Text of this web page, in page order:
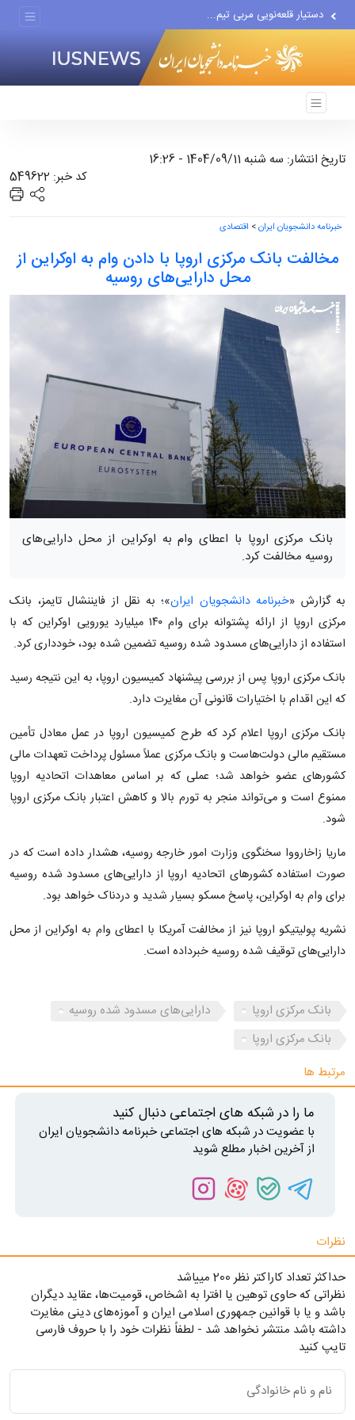
دستیار قلعه‌نویی مربی تیم...
انتشار اخبار جعلی توسط...
تاریخ انتشار: سه شنبه 1404/09/11 - 16:26
کد خبر: 549622
خبرنامه دانشجویان ایران> اقتصادی
مخالفت بانک مرکزی اروپا با دادن وام به اوکراین از
محل دارایی‌های روسیه
بانک مرکزی اروپا با اعطای وام به اوکراین از محل دارایی‌های
روسیه مخالفت کرد.
به گزارش «خبرنامه دانشجویان ایران»؛ به نقل از فایننشال تایمز، بانک
مرکزی اروپا از ارائه پشتوانه برای وام ۱۴۰ میلیارد یورویی اوکراین که با
استفاده از دارایی‌های مسدود شده روسیه تضمین شده بود، خودداری کرد.
بانک مرکزی اروپا پس از بررسی پیشنهاد کمیسیون اروپا، به این نتیجه رسید
که این اقدام با اختیارات قانونی آن مغایرت دارد.
بانک مرکزی اروپا اعلام کرد که طرح کمیسیون اروپا در عمل معادل تأمین
مستقیم مالی دولت‌هاست و بانک مرکزی عملاً مسئول پرداخت تعهدات مالی
کشورهای عضو خواهد شد؛ عملی که بر اساس معاهدات اتحادیه اروپا
ممنوع است و می‌تواند منجر به تورم بالا و کاهش اعتبار بانک مرکزی اروپا
شود.
ماریا زاخارووا سخنگوی وزارت امور خارجه روسیه، هشدار داده است که در
صورت استفاده کشورهای اتحادیه اروپا از دارایی‌های مسدود شده روسیه
برای وام به اوکراین، پاسخ مسکو بسیار شدید و دردناک خواهد بود.
نشریه پولیتیکو اروپا نیز از مخالفت آمریکا با اعطای وام به اوکراین از محل
دارایی‌های توقیف شده روسیه خبرداده است.
بانک مرکزی اروپا
دارایی‌های مسدود شده روسیه
بانک مرکزی اروپا
مرتبط ها
ما را در شبکه های اجتماعی دنبال کنید
با عضویت در شبکه های اجتماعی خبرنامه دانشجویان ایران
از آخرین اخبار مطلع شوید
نظرات
حداکثر تعداد کاراکتر نظر 200 ميياشد
نظراتی که حاوی توهین یا افترا به اشخاص، قومیت‌ها، عقاید دیگران
باشد و یا با قوانین جمهوری اسلامی ایران و آموزه‌های دینی مغایرت
داشته باشد منتشر نخواهد شد - لطفاً نظرات خود را با حروف فارسی
تایپ کنید